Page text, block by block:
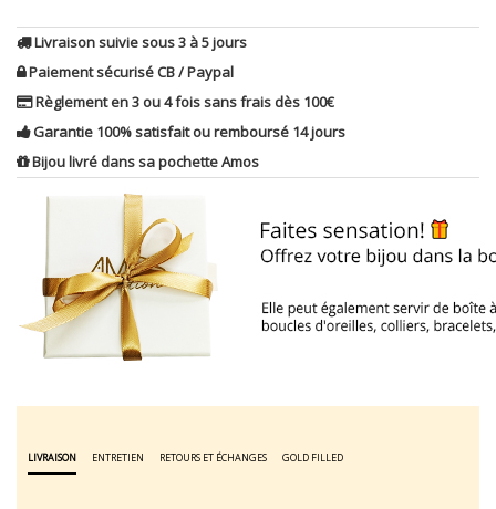
Livraison suivie sous 3 à 5 jours
Paiement sécurisé CB / Paypal
Règlement en 3 ou 4 fois sans frais dès 100€
Garantie 100% satisfait ou remboursé 14 jours
Bijou livré dans sa pochette Amos
LIVRAISON ENTRETIEN RETOURS ET ÉCHANGES GOLD FILLED